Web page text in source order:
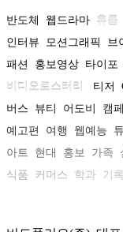
반도체 웹드라마 휴롬
인터뷰
모션그래픽 브
패션
홍보영상 타이포
비디오로스터리
티저
버스
뷰티 어도비 캠
예고편
여행 웹예능
아트
현대 홍보 가족
식품
커머스 학과 기록